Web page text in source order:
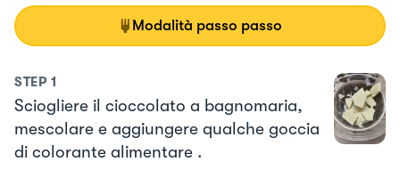
Modalità passo passo
STEP 1
Sciogliere il cioccolato a bagnomaria,
mescolare e aggiungere qualche goccia
di colorante alimentare .